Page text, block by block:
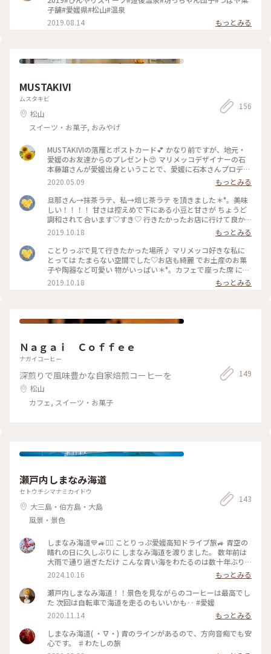
子舗#愛媛県#松山#温泉
2019.08.14
もっとみる
MUSTAKIVI
ムスタキビ
松山
スイーツ・お菓子, おみやげ
156
MUSTAKIVIの落雁とポストカード💕 かなり前ですが、地元・
愛媛のお友達からのプレゼント😍 マリメッコデザイナーの石
本藤雄さんが愛媛出身ということで、愛媛に石本さんプロデュ
ースのショップがあります。 落雁は石本さんデザインの花形
で、食べるのがもったいないほどかわいい💓頂いたのはピンク
のパッケージですが、今は黄色と青のようです。石本さんが製
作された陶版レリーフのポストカードはかわいすぎて使えなく
て飾っています🥰 カフェやギャラリーもあり、帰省したら絶
#MUSTAKIVI #ムスタキビ #マリメッコ #石本藤雄 # #愛媛 #松
山
2020.05.09
もっとみる
旦那さん→抹茶ラテ、私→焙じ茶ラテ を頂きました＊°。美味
しい！！！！ 甘さは控えめで下にある小豆と甘さが ちょうど
調和されて合います♡すき♡ 行きたかったお店に行けて良か
った♪ #旅行 #観光 #愛媛 #写真 #松山 #よっちゃんプラン #お
いしい旅 #フォトジェニック #インスタ映え #ラテ #ことりっ
ぷ #お遍路
2019.10.18
もっとみる
ことりっぷで見て行きたかった場所♪ マリメッコ好きな私に
とっては たまらない空間でした♡お店も綺麗 でお土産のお菓
子や陶器など可愛い 物がいっぱい＊°。カフェで座った席 に陶
器の飾りが飾ってありパシャリ♡ また、ネイルカラーが被り
ました…笑 #旅行 #観光 #愛媛 #写真 #松山 #よっちゃんプラン
2019.10.18 もっとみる
Ｎａｇａｉ Ｃｏｆｆｅｅ
ナガイコーヒー
深煎りで風味豊かな自家焙煎コーヒーを
松山
カフェ, スイーツ・お菓子
149
瀬戸内しまなみ海道
セトウチシマナミカイドウ
大三島・伯方島・大島
風景・景色
143
しまなみ海道💙🚙🚴‍♀️ ことりっぷ愛媛高知ドライブ旅🚙 青空の
晴れの日に久しぶりに しまなみ海道を渡りました。 数年前は
大雨で通り過ぎただけ こんな青い海をわたるのは数十年ぶり
しまなみができた頃 家族で渡って以来です🥰 娘と岡山で合流
して 長いドライブのスタートです🚙 尾道から向島へ 向島から
因島大橋①を渡って行きます 青い海に小島が点在する 美しい
瀬戸内海の景色をながめて 生口橋②を渡ります。 小さな橋は
高さも低く 海のすぐ上を走る感じです。 生口島から見える
多々羅大橋③も なんて美しい✨😍 橋が低くて美しい吊り橋の
かかる しまなみ海道は サイクリストの聖地💙 車と並走してた
くさんの サイクリストが風を切って 気持よさそうに走って行
きます🚴‍♀️✨ 目指すスポットは多々羅大橋を 降りてすぐです🥰
2024.10.16
もっとみる
瀬戸内しまなみ海道！！景色を見ながらのコーヒーは最高でし
た 次回は自転車で海道を走るのもいいかも‥ #愛媛
2020.11.14
もっとみる
しまなみ海道( ・∇・) 青のラインがあるので、方向音痴でも安
心です。 ♯わたしの旅